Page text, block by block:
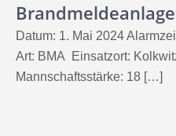
Brandmeldeanlage
Datum: 1. Mai 2024
Art: BMA Einsatzort:
Mannschaftsstärke: 18 […]